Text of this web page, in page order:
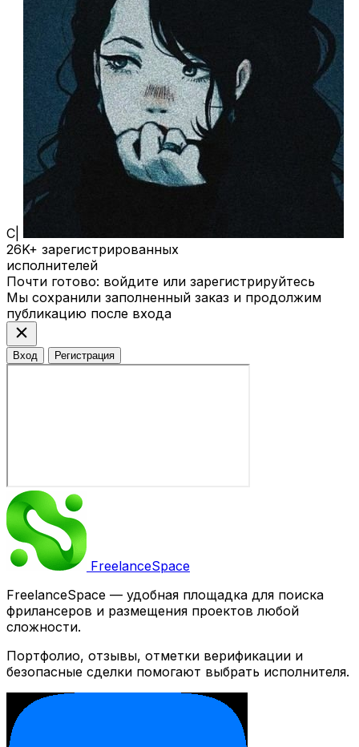
С|
26K+ зарегистрированных
исполнителей
Почти готово: войдите или зарегистрируйтесь
Мы сохранили заполненный заказ и продолжим
публикацию после входа
close
Вход Регистрация
FreelanceSpace
FreelanceSpace — удобная площадка для поиска
фрилансеров и размещения проектов любой
сложности.
Портфолио, отзывы, отметки верификации и
безопасные сделки помогают выбрать исполнителя.